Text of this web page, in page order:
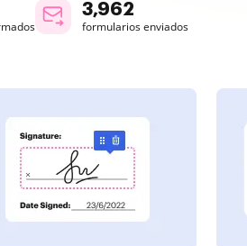
3,962
formularios enviados